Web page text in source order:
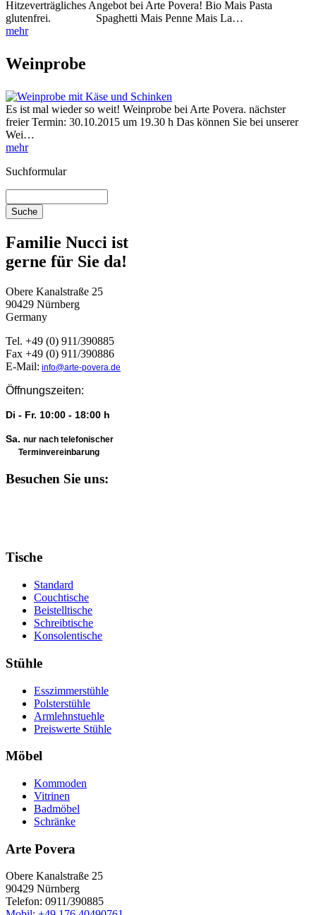
Hitzeverträgliches Angebot bei Arte Povera! Bio Mais Pasta
glutenfrei. Spaghetti Mais Penne Mais La…
mehr
Weinprobe
Es ist mal wieder so weit! Weinprobe bei Arte Povera. nächster
freier Termin: 30.10.2015 um 19.30 h Das können Sie bei unserer
Wei…
mehr
Suchformular
Familie Nucci ist
gerne für Sie da!
Obere Kanalstraße 25
90429 Nürnberg
Germany
Tel. +49 (0) 911/390885
Fax +49 (0) 911/390886
E-Mail: info@arte-povera.de
Öffnungszeiten:
Di - Fr. 10:00 - 18:00 h
Sa. nur nach telefonischer
Terminvereinbarung
Besuchen Sie uns:
Tische
Standard
Couchtische
Beistelltische
Schreibtische
Konsolentische
Stühle
Esszimmerstühle
Polsterstühle
Armlehnstuehle
Preiswerte Stühle
Möbel
Kommoden
Vitrinen
Badmöbel
Schränke
Arte Povera
Obere Kanalstraße 25
90429 Nürnberg
Telefon: 0911/390885